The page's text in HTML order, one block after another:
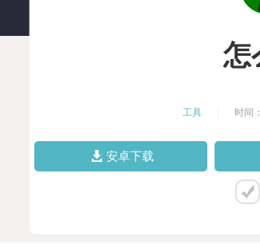
怎
工具 时间
安卓下载